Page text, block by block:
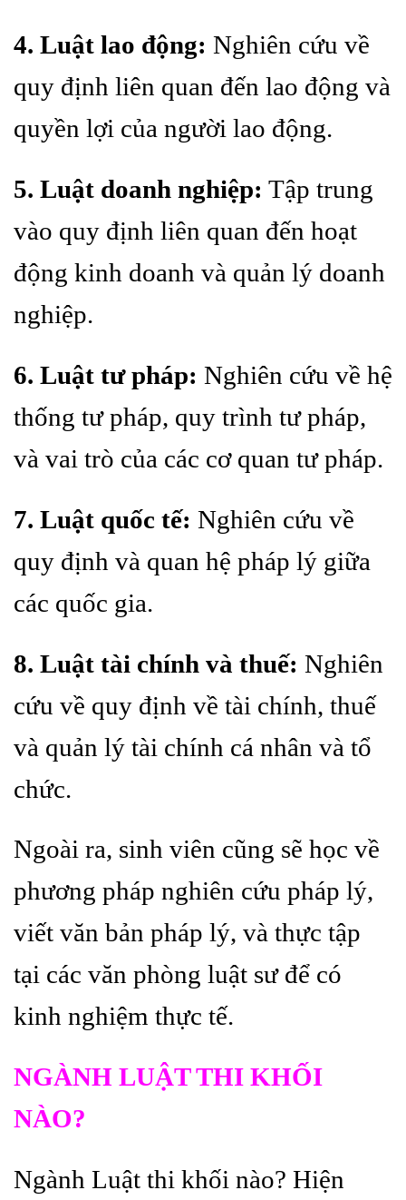
4. Luật lao động: Nghiên cứu về
quy định liên quan đến lao động và
quyền lợi của người lao động.
5. Luật doanh nghiệp: Tập trung
vào quy định liên quan đến hoạt
động kinh doanh và quản lý doanh
nghiệp.
6. Luật tư pháp: Nghiên cứu về hệ
thống tư pháp, quy trình tư pháp,
và vai trò của các cơ quan tư pháp.
7. Luật quốc tế: Nghiên cứu về
quy định và quan hệ pháp lý giữa
các quốc gia.
8. Luật tài chính và thuế: Nghiên
cứu về quy định về tài chính, thuế
và quản lý tài chính cá nhân và tổ
chức.
Ngoài ra, sinh viên cũng sẽ học về
phương pháp nghiên cứu pháp lý,
viết văn bản pháp lý, và thực tập
tại các văn phòng luật sư để có
kinh nghiệm thực tế.
NGÀNH LUẬT THI KHỐI
NÀO?
Ngành Luật thi khối nào? Hiện